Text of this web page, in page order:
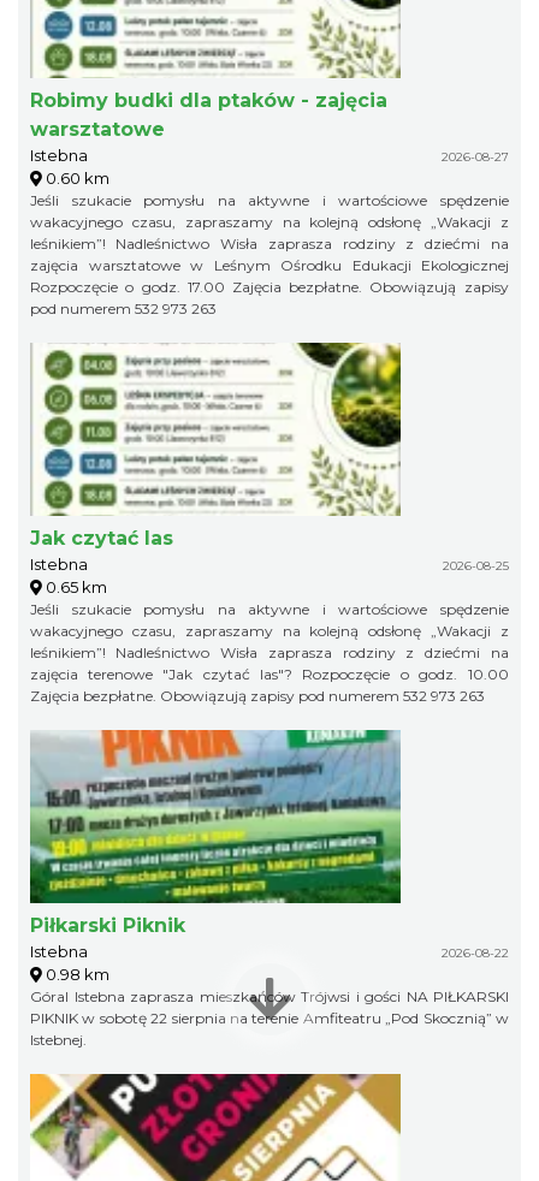
Robimy budki dla ptaków - zajęcia
warsztatowe
Istebna 2026-08-27
0.60 km
Jeśli szukacie pomysłu na aktywne i wartościowe spędzenie
wakacyjnego czasu, zapraszamy na kolejną odsłonę „Wakacji z
leśnikiem”! Nadleśnictwo Wisła zaprasza rodziny z dziećmi na
zajęcia warsztatowe w Leśnym Ośrodku Edukacji Ekologicznej
Rozpoczęcie o godz. 17.00 Zajęcia bezpłatne. Obowiązują zapisy
pod numerem 532 973 263
Jak czytać las
Istebna 2026-08-25
0.65 km
Jeśli szukacie pomysłu na aktywne i wartościowe spędzenie
wakacyjnego czasu, zapraszamy na kolejną odsłonę „Wakacji z
leśnikiem”! Nadleśnictwo Wisła zaprasza rodziny z dziećmi na
zajęcia terenowe "Jak czytać las"? Rozpoczęcie o godz. 10.00
Zajęcia bezpłatne. Obowiązują zapisy pod numerem 532 973 263
Piłkarski Piknik
Istebna 2026-08-22
0.98 km
Góral Istebna zaprasza mieszkańców Trójwsi i gości NA PIŁKARSKI
PIKNIK w sobotę 22 sierpnia na terenie Amfiteatru „Pod Skocznią” w
Istebnej.